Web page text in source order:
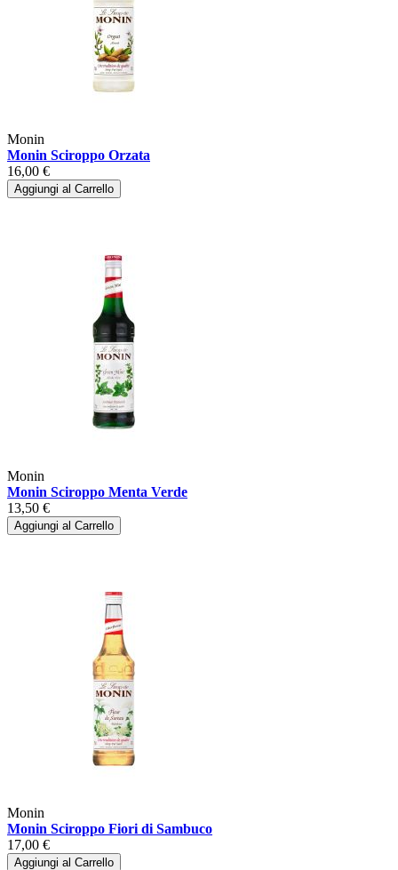
Monin
Monin Sciroppo Orzata
16,00 €
Aggiungi al Carrello
Monin
Monin Sciroppo Menta Verde
13,50 €
Aggiungi al Carrello
Monin
Monin Sciroppo Fiori di Sambuco
17,00 €
Aggiungi al Carrello